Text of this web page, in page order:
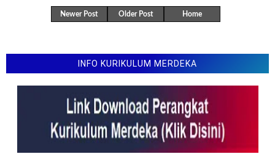
Newer Post Older Post Home
INFO KURIKULUM MERDEKA